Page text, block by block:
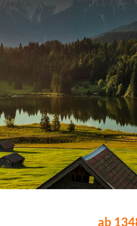
ab